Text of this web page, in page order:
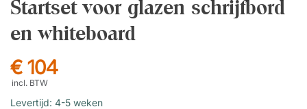
Startset voor glazen schrijfbord
en whiteboard
€ 104
incl. BTW
Levertijd: 4-5 weken